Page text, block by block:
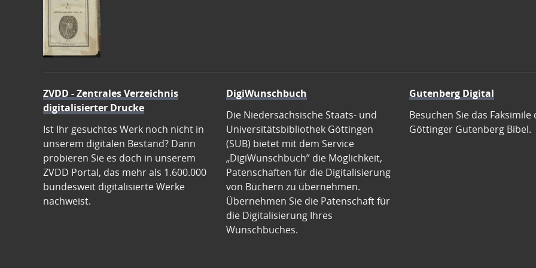
ZVDD - Zentrales Verzeichnis
digitalisierter Drucke
Ist Ihr gesuchtes Werk noch nicht in
unserem digitalen Bestand? Dann
probieren Sie es doch in unserem
ZVDD Portal, das mehr als 1.600.000
bundesweit digitalisierte Werke
nachweist.
DigiWunschbuch
Die Niedersächsische Staats- und
Universitätsbibliothek Göttingen
(SUB) bietet mit dem Service
„DigiWunschbuch” die Möglichkeit,
Patenschaften für die Digitalisierung
von Büchern zu übernehmen.
Übernehmen Sie die Patenschaft für
die Digitalisierung Ihres
Wunschbuches.
Gutenberg Digital
Besuchen Sie das Faksimile
Göttinger Gutenberg Bibel.